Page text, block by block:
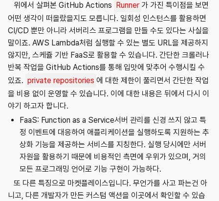
위에서 살펴본 GitHub Actions Runner 가 가진 특이점을 보면
어떤 생각이 떠올랐을지도 모릅니다. 일회성 인스턴스를 활용하면
CI/CD 뿐만 아니라 서버리스 프로그램을 만들 수도 있다는 사실을
말이죠. AWS Lambda처럼 실행할 수 있는 별도 URL을 제공하지
않지만, 스케쥴 기반 FaaS로 활용할 수 있습니다. 간단한 크롤러나
반복 작업을 GitHub Actions를 통해 입맛에 맞추어 수행시킬 수
있죠. private repositories 에 대한 제한이 풀리면서 간단한 작업
을 비용 없이 운영할 수 있습니다. 이에 대한 내용은 뒤에서 다시 이
야기 하고자 합니다.
FaaS: Function as a Service서버 관리를 신경 쓰지 않고 특
정 이벤트에 대응하여 애플리케이션을 실행하도록 지원하는 추
상화 기능을 제공하는 서비스를 지칭한다. 실행 당시에만 서버
자원을 활용하기 때문에 비용적인 측면에 우위가 있으며, 거의
모든 프로그래밍 언어로 기능 구현이 가능하다.
또 다른 특징으로 마켓플레이스입니다. 무언가를 사고 파는건 아
니고, 다른 개발자가 만든 커스텀 액션을 이곳에서 확인할 수 있습